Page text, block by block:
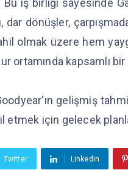
iş birliği sayesinde
dar dönüşler,
olmak üzere hem
ortamında kapsamlı
gelişmiş
için gelecek
Twitter Linkedin